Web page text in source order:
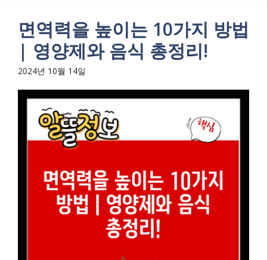
면역력을 높이는 10가지 방법
| 영양제와 음식 총정리!
2024년 10월 14일